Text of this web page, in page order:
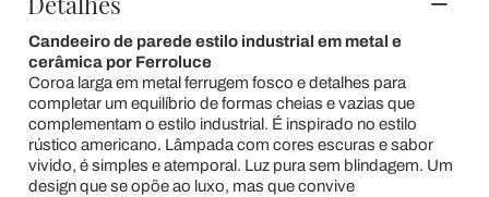
Candeeiro de parede estilo industrial em metal e
cerâmica por Ferroluce
Coroa larga em metal ferrugem fosco e detalhes para
completar um equilíbrio de formas cheias e vazias que
complementam o estilo industrial. É inspirado no estilo
rústico americano. Lâmpada com cores escuras e sabor
vivido, é simples e atemporal. Luz pura sem blindagem. Um
design que se opõe ao luxo, mas que convive